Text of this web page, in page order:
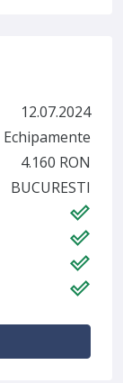
12.07.2024
Echipamente
4.160 RON
BUCURESTI